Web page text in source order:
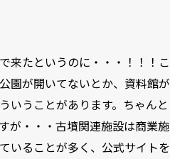
来たというのに・・・！！！こ
園が開いてないとか、資料館が
いうことがあります。ちゃんと
が・・・古墳関連施設は商業施
いることが多く、公式サイトを